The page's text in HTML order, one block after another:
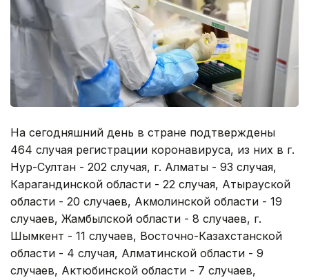
На сегодняшний день в стране подтверждены
464 случая регистрации коронавируса, из них в г.
Нур-Султан - 202 случая, г. Алматы - 93 случая,
Карагандинской области - 22 случая, Атырауской
области - 20 случаев, Акмолинской области - 19
случаев, Жамбылской области - 8 случаев, г.
Шымкент - 11 случаев, Восточно-Казахстанской
области - 4 случая, Алматинской области - 9
случаев, Актюбинской области - 7 случаев,